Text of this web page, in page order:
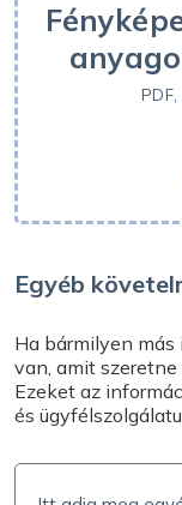
Segítségre
kapcsolatot
/Hé-Pé/ 9-
minden
PDF,
Egyéb
Ha bármilyen
van, amit
Ezeket az
és